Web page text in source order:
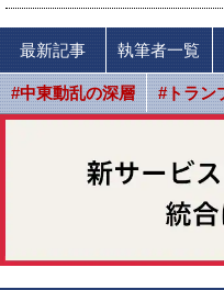
最新記事 執筆者一覧
#中東動乱の深層 #トラン